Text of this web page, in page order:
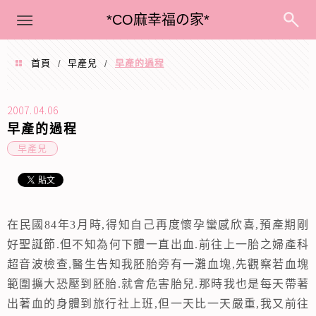
*CO麻幸福の家*
menu
首頁 / 早產兒 / 早產的過程
2007.04.06
早產的過程
早產兒
在民國84年3 月時,得知自己再度懷孕蠻感欣喜,預產期剛
好聖誕節 .但不知為何下體一直出血 .前往上一胎之婦產科
超音波檢查,醫生告知我胚胎旁有一灘血塊 ,先觀察若血塊
範圍擴大恐壓到胚胎.就會危害胎兒. 那時我也是每天帶著
出著血的身體到旅行社上班 ,但一天比一天嚴重,我又前往